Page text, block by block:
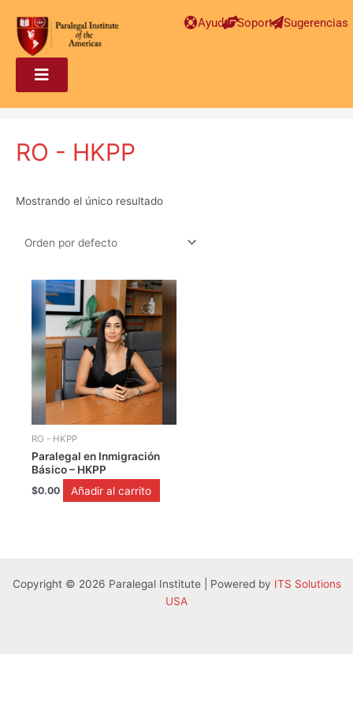
Ayuda Soporte Sugerencias
RO - HKPP
Mostrando el único resultado
RO - HKPP
Paralegal en Inmigración
Básico – HKPP
$0.00 Añadir al carrito
Copyright © 2026 Paralegal Institute | Powered by ITS Solutions
USA